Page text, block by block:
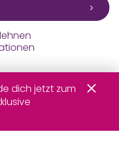
dich jetzt zum